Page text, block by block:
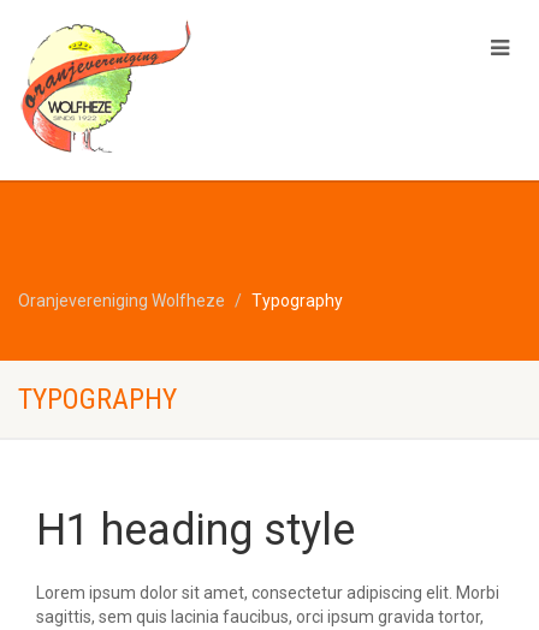
Oranjevereniging Wolfheze Typography
TYPOGRAPHY
H1 heading style
Lorem ipsum dolor sit amet, consectetur adipiscing elit. Morbi
sagittis, sem quis lacinia faucibus, orci ipsum gravida tortor,